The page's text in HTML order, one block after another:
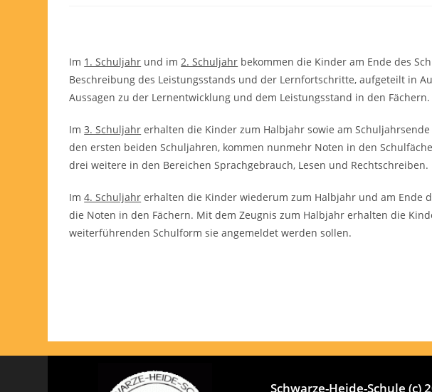
Im 1. Schuljahr und im2. Schuljahr bekommen die Kinder am Ende des
Beschreibung des Leistungsstands und der Lernfortschritte, aufgeteilt in
Aussagen zu der Lernentwicklung und dem Leistungsstand in den Fächern.
Im3. Schuljahr erhalten die Kinder zum Halbjahr sowie am
den ersten beiden Schuljahren, kommen nunmehr Noten in den
drei weitere in den Bereichen Sprachgebrauch, Lesen und Rechtschreiben.
Im4. Schuljahr erhalten die Kinder wiederum zum Halbjahr und am Ende
die Noten in den Fächern. Mit dem Zeugnis zum Halbjahr erhalten die
weiterführenden Schulform sie angemeldet werden sollen.
Schwarze-Heide-Schule (c)